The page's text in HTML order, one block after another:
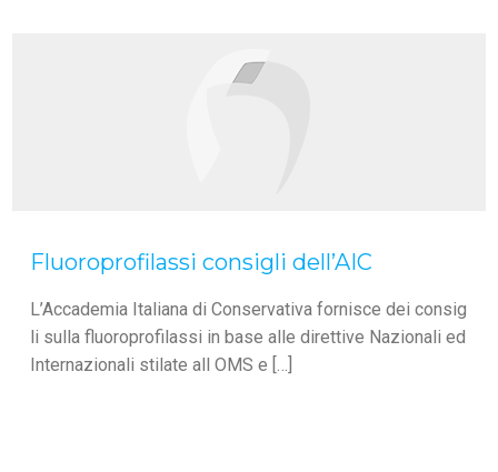
Fluoroprofilassi consigli dell’AIC
L’Accademia Italiana di Conservativa fornisce dei consig
li sulla fluoroprofilassi in base alle direttive Nazionali ed
Internazionali stilate all OMS e […]